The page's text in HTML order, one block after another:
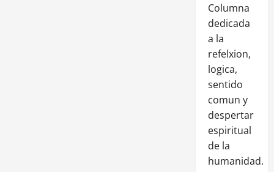
Columna
dedicada
a la
refelxion,
logica,
sentido
comun y
despertar
espiritual
de la
humanidad.